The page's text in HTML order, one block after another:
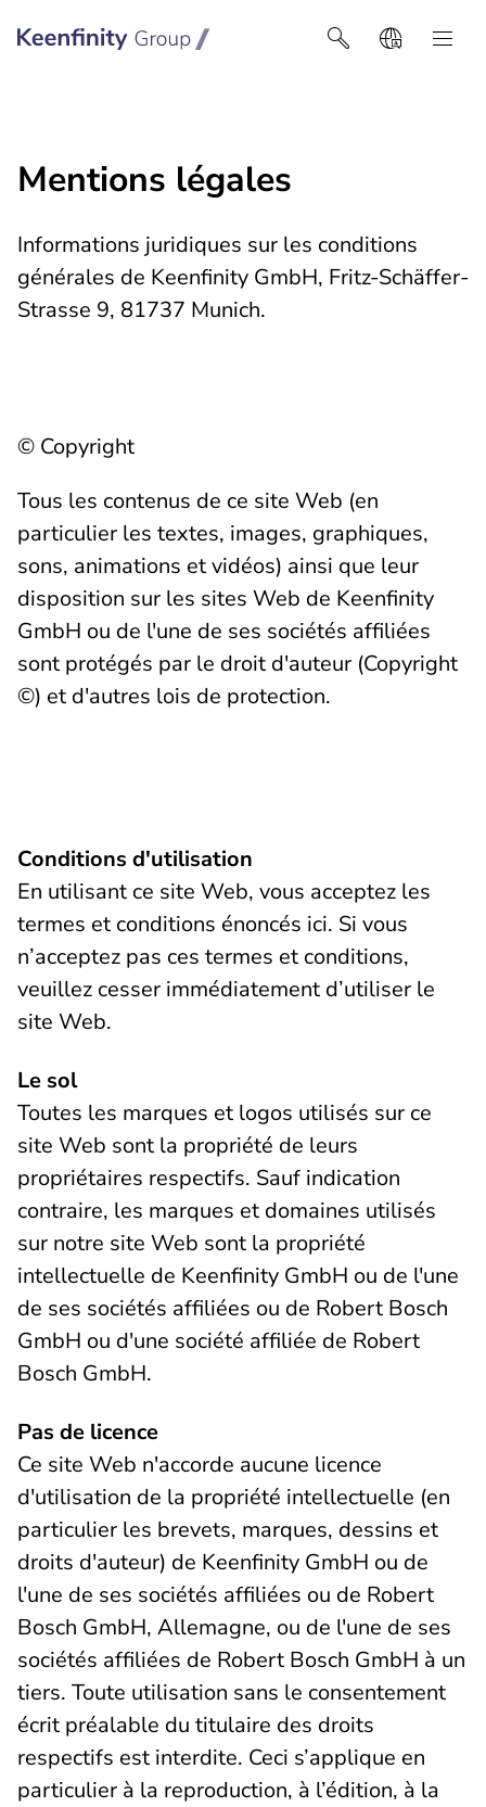
Keenfinity Group I Africa
Mentions légales
Informations juridiques sur les conditions
générales de Keenfinity GmbH, Fritz-Schäffer-
Strasse 9, 81737 Munich.
© Copyright
Tous les contenus de ce site Web (en
particulier les textes, images, graphiques,
sons, animations et vidéos) ainsi que leur
disposition sur les sites Web de Keenfinity
GmbH ou de l'une de ses sociétés affiliées
sont protégés par le droit d'auteur (Copyright
©) et d'autres lois de protection.
Conditions d'utilisation
En utilisant ce site Web, vous acceptez les
termes et conditions énoncés ici. Si vous
n’acceptez pas ces termes et conditions,
veuillez cesser immédiatement d’utiliser le
site Web.
Le sol
Toutes les marques et logos utilisés sur ce
site Web sont la propriété de leurs
propriétaires respectifs. Sauf indication
contraire, les marques et domaines utilisés
sur notre site Web sont la propriété
intellectuelle de Keenfinity GmbH ou de l'une
de ses sociétés affiliées ou de Robert Bosch
GmbH ou d'une société affiliée de Robert
Bosch GmbH.
Pas de licence
Ce site Web n'accorde aucune licence
d'utilisation de la propriété intellectuelle (en
particulier les brevets, marques, dessins et
droits d'auteur) de Keenfinity GmbH ou de
l'une de ses sociétés affiliées ou de Robert
Bosch GmbH, Allemagne, ou de l'une de ses
sociétés affiliées de Robert Bosch GmbH à un
tiers. Toute utilisation sans le consentement
écrit préalable du titulaire des droits
respectifs est interdite. Ceci s’applique en
particulier à la reproduction, à l’édition, à la